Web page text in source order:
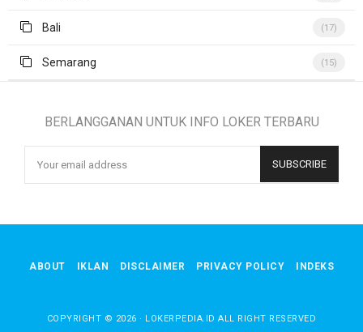
Bali (17)
Semarang (15)
BERLANGGANAN UNTUK INFO LOKER TERBARU
ABOUT IKLAN DISCLAIMER PRIVACY POLICY INDEKS
COPYRIGHT © 2026 · LOKERPEDIA.ID ALL RIGHT RESERVED